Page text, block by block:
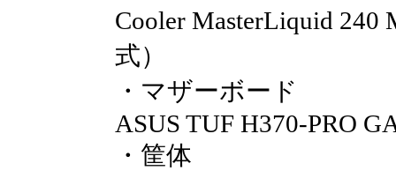
Cooler MasterLiquid
式）
・マザーボード
ASUS TUF H370-PRO
・筐体